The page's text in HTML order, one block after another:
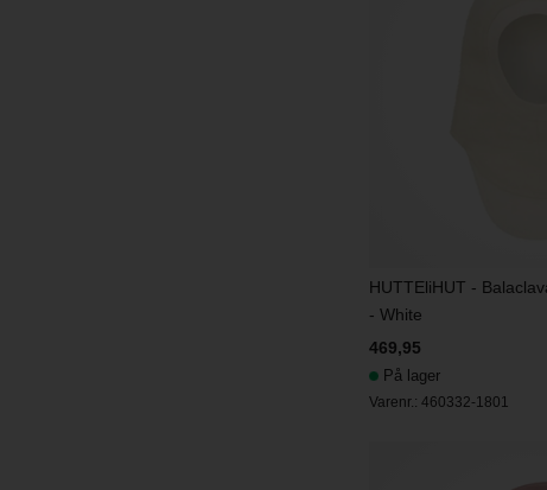
HUTTEliHUT -
- White
469,95
På lager
Varenr.:460332-1801